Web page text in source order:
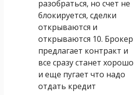
разобраться, но счет не
блокируется, сделки
открываются и
открываются 10. Брокер
предлагает контракт и
все сразу станет хорошо
и еще пугает что надо
отдать кредит